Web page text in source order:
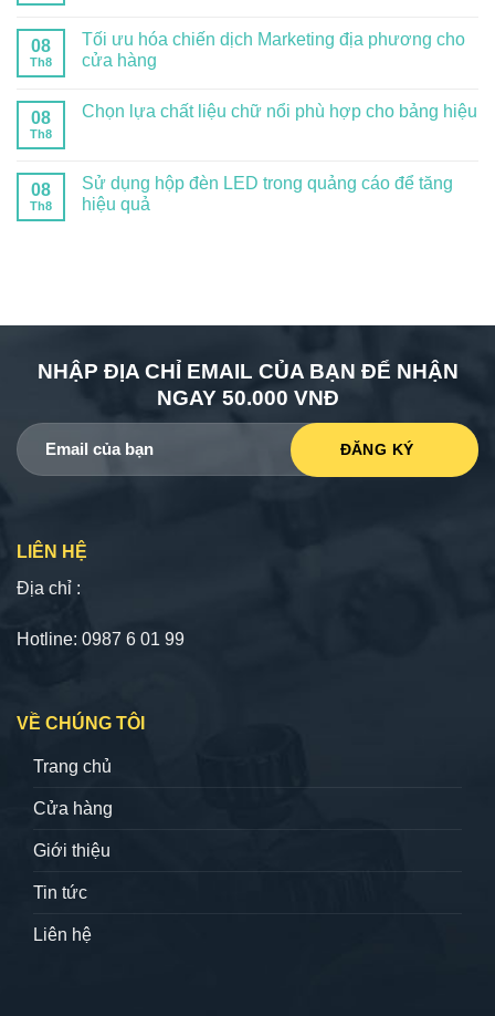
08
Th8
Tối ưu hóa chiến dịch Marketing địa phương cho
cửa hàng
08
Th8
Chọn lựa chất liệu chữ nổi phù hợp cho bảng hiệu
08
Th8
Sử dụng hộp đèn LED trong quảng cáo để tăng
hiệu quả
NHẬP ĐỊA CHỈ EMAIL CỦA BẠN ĐỂ NHẬN
NGAY 50.000 VNĐ
LIÊN HỆ
Địa chỉ :
Hotline: 0987 6 01 99
VỀ CHÚNG TÔI
Trang chủ
Cửa hàng
Giới thiệu
Tin tức
Liên hệ